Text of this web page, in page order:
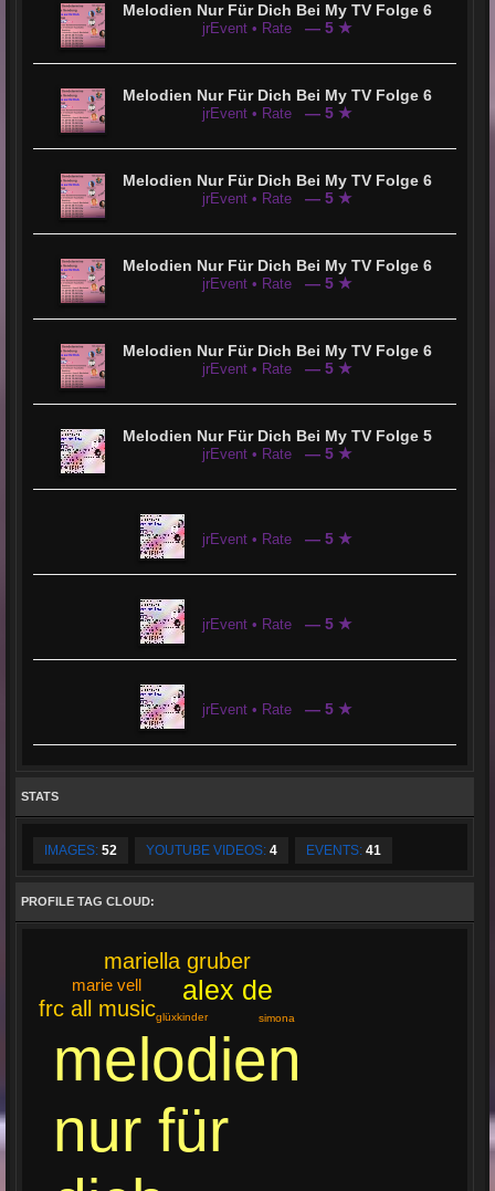
Melodien Nur Für Dich Bei My TV Folge 6
jrEvent • Rate — 5 ★
Melodien Nur Für Dich Bei My TV Folge 6
jrEvent • Rate — 5 ★
Melodien Nur Für Dich Bei My TV Folge 6
jrEvent • Rate — 5 ★
Melodien Nur Für Dich Bei My TV Folge 6
jrEvent • Rate — 5 ★
Melodien Nur Für Dich Bei My TV Folge 6
jrEvent • Rate — 5 ★
Melodien Nur Für Dich Bei My TV Folge 5
jrEvent • Rate — 5 ★
jrEvent • Rate — 5 ★
jrEvent • Rate — 5 ★
jrEvent • Rate — 5 ★
STATS
IMAGES: 52 YOUTUBE VIDEOS: 4 EVENTS: 41
PROFILE TAG CLOUD:
melodien
nur für
alex de
frc all music
mariella gruber
marie vell
simona
glüxkinder